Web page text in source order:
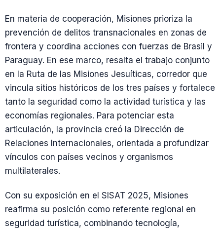
En materia de cooperación, Misiones prioriza la
prevención de delitos transnacionales en zonas de
frontera y coordina acciones con fuerzas de Brasil y
Paraguay. En ese marco, resalta el trabajo conjunto
en la Ruta de las Misiones Jesuíticas, corredor que
vincula sitios históricos de los tres países y fortalece
tanto la seguridad como la actividad turística y las
economías regionales. Para potenciar esta
articulación, la provincia creó la Dirección de
Relaciones Internacionales, orientada a profundizar
vínculos con países vecinos y organismos
multilaterales.
Con su exposición en el SISAT 2025, Misiones
reafirma su posición como referente regional en
seguridad turística, combinando tecnología,